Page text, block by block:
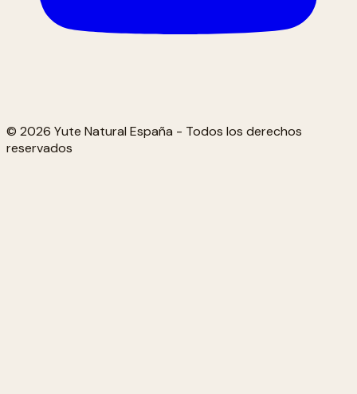
© 2026 Yute Natural España - Todos los derechos
reservados